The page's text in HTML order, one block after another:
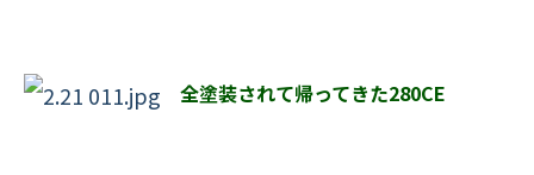
全塗装されて帰ってきた280CE